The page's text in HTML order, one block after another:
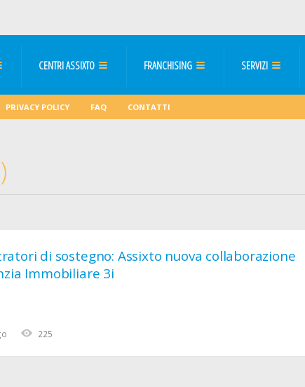
CENTRI ASSIXTO FRANCHISING SERVIZI
PRIVACY POLICY FAQ CONTATTI
225
di sostegno: Assixto nuova collaborazione
Immobiliare 3i